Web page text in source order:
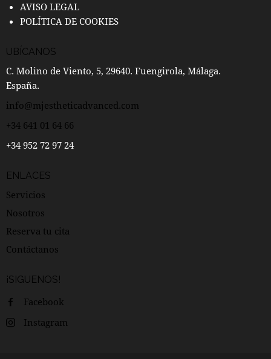
AVISO LEGAL
POLÍTICA DE COOKIES
UBÍCANOS
C. Molino de Viento, 5, 29640. Fuengirola, Málaga.
España.
info@mjestheticadvanced.com
+34 641 01 64 66
+34 952 72 97 24
ENLACES
Servicios
Nosotros
Reserva tu cita
Contáctanos
¡SIGUENOS!
Facebook
Instagram